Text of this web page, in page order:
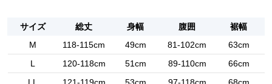
サイズ 総丈 身幅 腹囲
裾幅
M
118-115cm 49cm 81-102cm
63cm
L
120-118cm 51cm 89-110cm
66cm